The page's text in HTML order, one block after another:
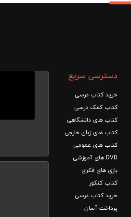
دسترسی سریع
خرید کتاب درسی
کتاب کمک درسی
کتاب های دانشگاهی
کتاب های زبان خارجی
کتاب های عمومی
DVD های آموزشی
بازی های فکری
کتاب کنکور
خرید کتاب درسی
پرداخت آسان